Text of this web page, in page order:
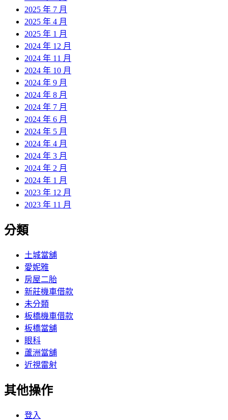
2025 年 7 月
2025 年 4 月
2025 年 1 月
2024 年 12 月
2024 年 11 月
2024 年 10 月
2024 年 9 月
2024 年 8 月
2024 年 7 月
2024 年 6 月
2024 年 5 月
2024 年 4 月
2024 年 3 月
2024 年 2 月
2024 年 1 月
2023 年 12 月
2023 年 11 月
分類
土城當舖
愛妮雅
房屋二胎
新莊機車借款
未分類
板橋機車借款
板橋當舖
眼科
蘆洲當舖
近視雷射
其他操作
登入